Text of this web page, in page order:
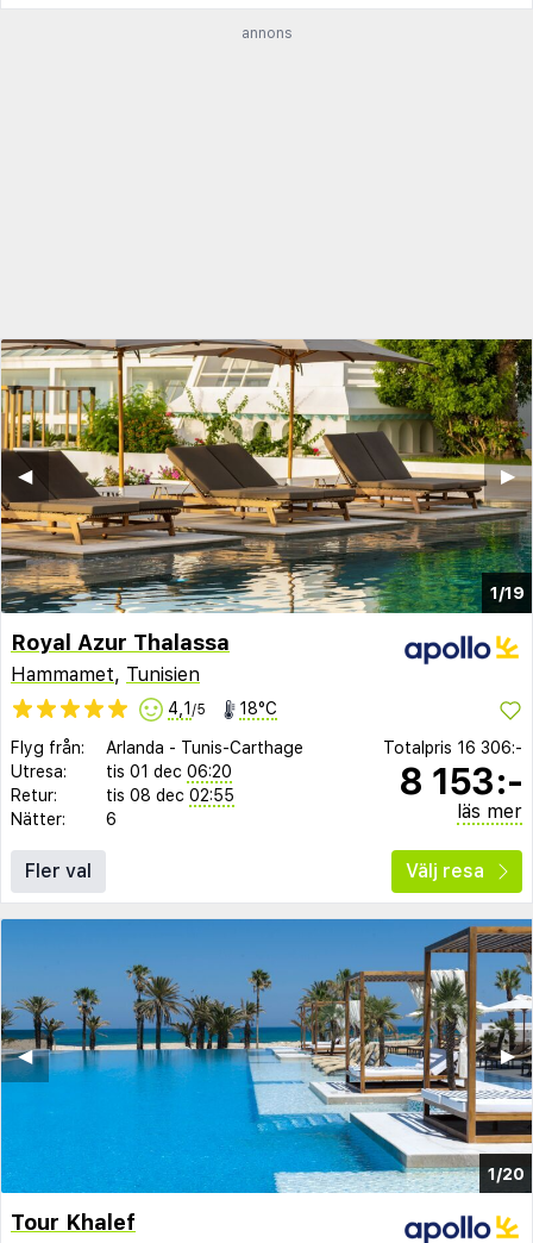
annons
1/19
▶︎
◀︎
Royal Azur Thalassa
Hammamet, Tunisien
4,1 /5 18°C
Flyg från: Arlanda - Tunis-Carthage
Utresa:
tis 01 dec 06:20
Retur:
tis 08 dec 02:55
Nätter:
6
Totalpris 16 306:-
8 153:-
läs mer
Fler val Välj resa
1/20
▶︎
◀︎
Tour Khalef